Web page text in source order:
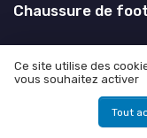
Chaussure de foot
Mentions
©
Ce site utilise des
vous souhaitez activer
Tout